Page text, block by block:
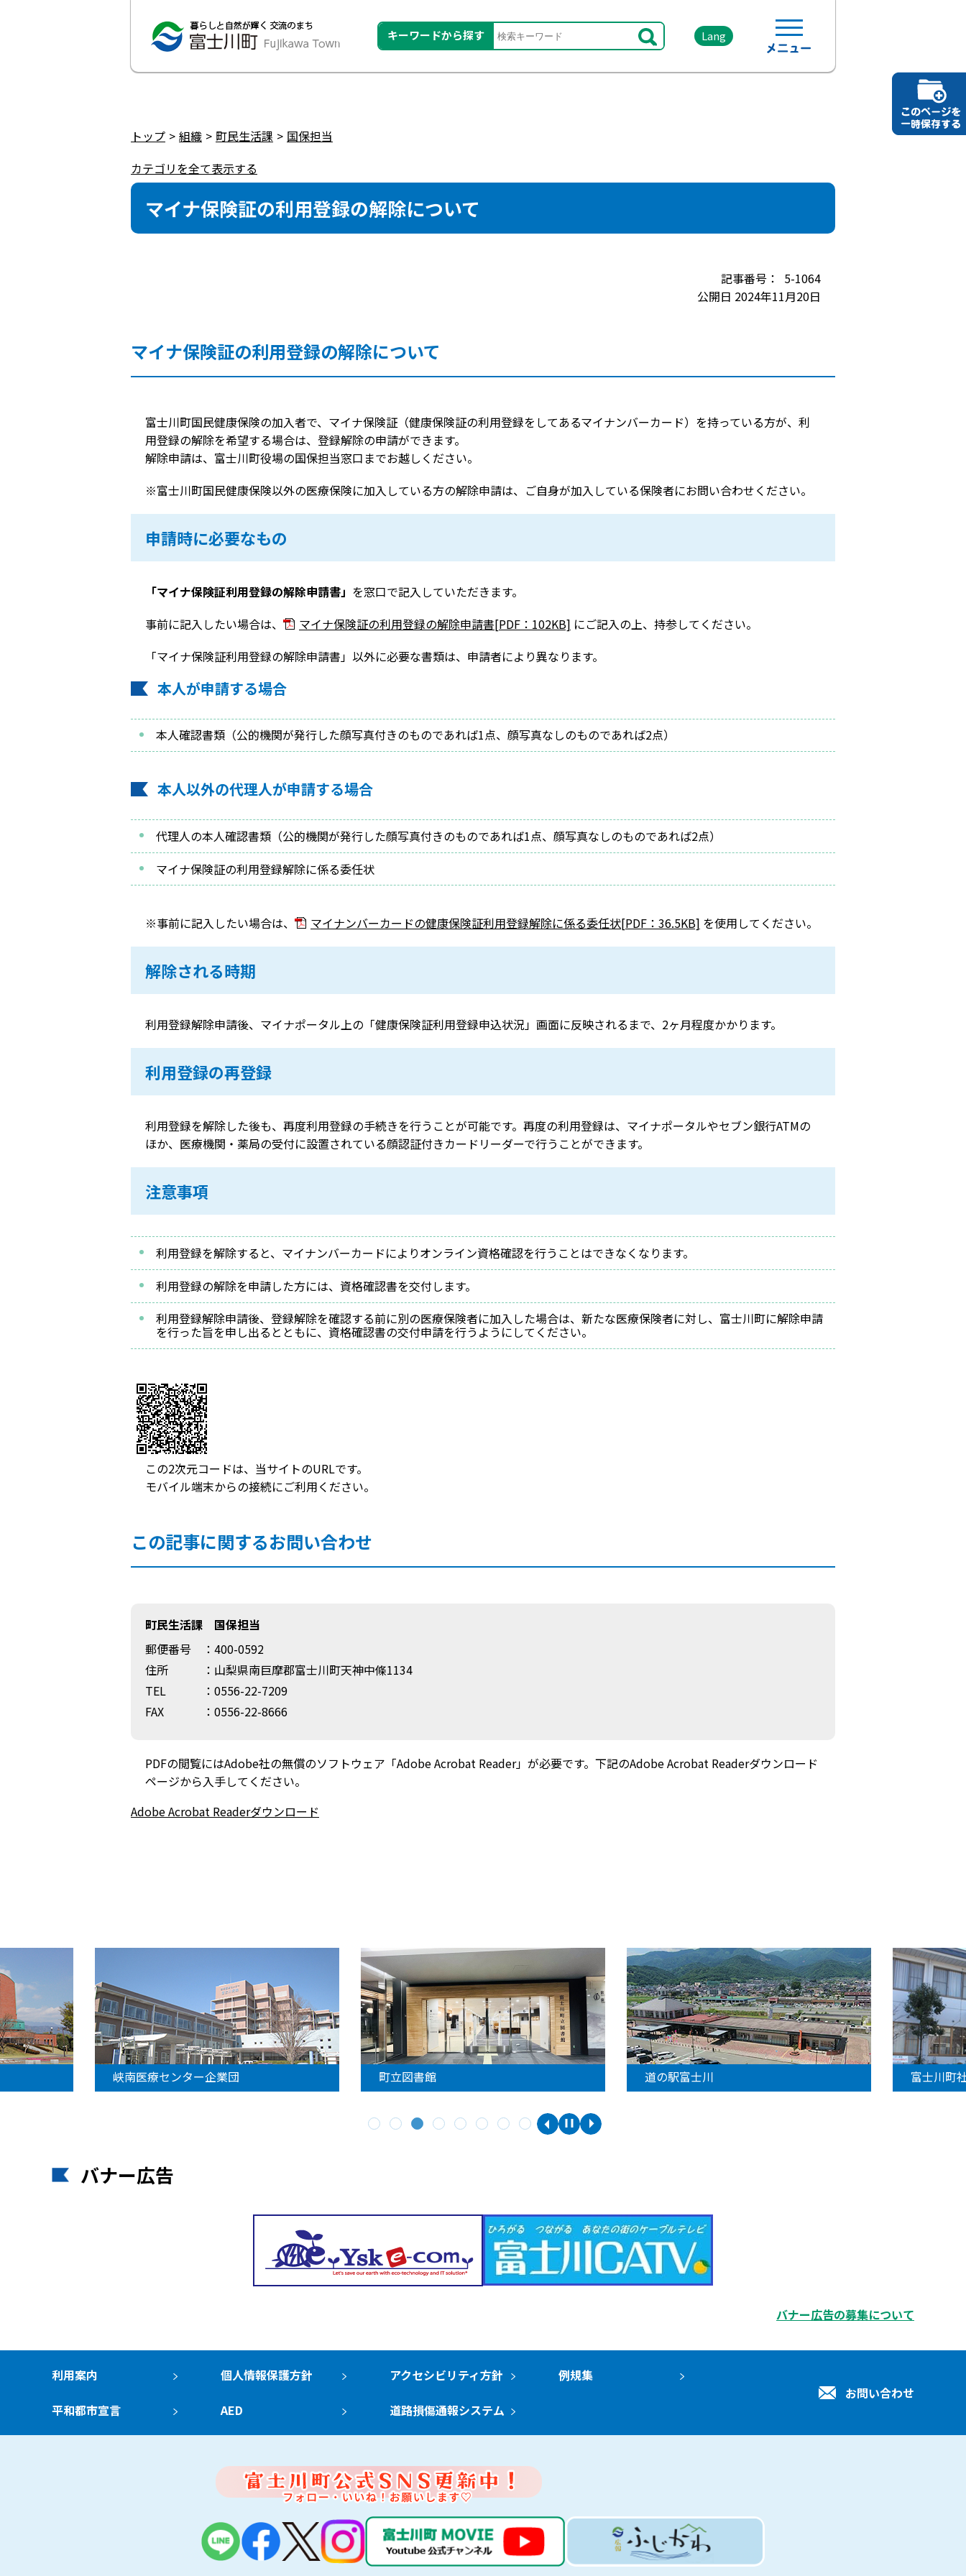
キーワードから探す Lang
トップ 組織 町民生活課
国保担当
カテゴリを全て表示する
マイナ保険証の利用登録の解除について
5-1064
公開日 2024年11月20日
マイナ保険証の利用登録の解除について
富士川町国民健康保険の加入者で、マイナ保険証（健康保険証の利用登録をしてあるマイナンバーカード）を持っている方が、利
用登録の解除を希望する場合は、登録解除の申請ができます。
解除申請は、富士川町役場の国保担当窓口までお越しください。
※富士川町国民健康保険以外の医療保険に加入している方の解除申請は、ご自身が加入している保険者にお問い合わせください。
申請時に必要なもの
「マイナ保険証利用登録の解除申請書」 を窓口で記入していただきます。
事前に記入したい場合は、
マイナ保険証の利用登録の解除申請書[PDF：102KB] にご記入の上、持参してください。
「マイナ保険証利用登録の解除申請書」以外に必要な書類は、申請者により異なります。
本人が申請する場合
本人確認書類（公的機関が発行した顔写真付きのものであれば1点、顔写真なしのものであれば2点）
本人以外の代理人が申請する場合
代理人の本人確認書類（公的機関が発行した顔写真付きのものであれば1点、顔写真なしのものであれば2点）
マイナ保険証の利用登録解除に係る委任状
※事前に記入したい場合は、 マイナンバーカードの健康保険証利用登録解除に係る委任状[PDF：36.5KB] を使用してください。
解除される時期
利用登録解除申請後、マイナポータル上の「健康保険証利用登録申込状況」画面に反映されるまで、2ヶ月程度かかります。
利用登録の再登録
利用登録を解除した後も、再度利用登録の手続きを行うことが可能です。再度の利用登録は、マイナポータルやセブン銀行ATMの
ほか、医療機関・薬局の受付に設置されている顔認証付きカードリーダーで行うことができます。
注意事項
利用登録を解除すると、マイナンバーカードによりオンライン資格確認を行うことはできなくなります。
利用登録の解除を申請した方には、資格確認書を交付します。
利用登録解除申請後、登録解除を確認する前に別の医療保険者に加入した場合は、新たな医療保険者に対し、富士川町に解除申請
を行った旨を申し出るとともに、資格確認書の交付申請を行うようにしてください。
この2次元コードは、当サイトのURLです。
モバイル端末からの接続にご利用ください。
この記事に関するお問い合わせ
町民生活課 国保担当
郵便番号
：400-0592
住所
：山梨県南巨摩郡富士川町天神中條1134
TEL
：0556-22-7209
FAX
：0556-22-8666
PDFの閲覧にはAdobe社の無償のソフトウェア「Adobe Acrobat Reader」が必要です。下記のAdobe Acrobat Readerダウンロード
ページから入手してください。
Adobe Acrobat Readerダウンロード
峡南医療センター企業団 町立図書館 道の駅富士川 富士川町
バナー広告
バナー広告の募集について
利用案内 個人情報保護方針 アクセシビリティ方針 例規集
平和都市宣言 AED 道路損傷通報システム
お問い合わせ